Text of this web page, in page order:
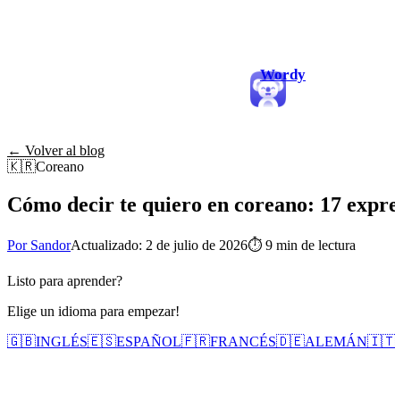
Wordy
← Volver al blog
🇰🇷Coreano
Cómo decir te quiero en coreano: 17
Por SandorActualizado: 2 de julio de 2026⏱ 9 min de lectura
Listo para aprender?
Elige un idioma para empezar!
🇬🇧INGLÉS🇪🇸ESPAÑOL🇫🇷FRANCÉS🇩🇪ALEMÁN🇮🇹